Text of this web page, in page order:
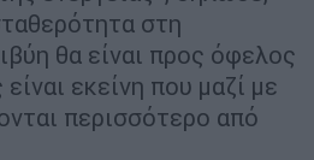
στη
θα είναι προς όφελος
εκείνη που μαζί με
περισσότερο από